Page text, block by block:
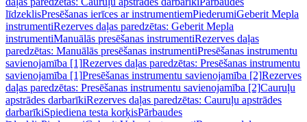
līdzeklisPresēšanas ierīces ar instrumentiemPiederumiGeberit Mepla
instrumentiRezerves daļas paredzētas: Geberit Mepla
instrumentiManuālās presēšanas instrumentiRezerves daļas
paredzētas: Manuālās presēšanas instrumentiPresēšanas instrumentu
savienojamība [1]Rezerves daļas paredzētas: Presēšanas instrumentu
savienojamība [1]Presēšanas instrumentu savienojamība [2]Rezerves
daļas paredzētas: Presēšanas instrumentu savienojamība [2]Cauruļu
apstrādes darbarīkiRezerves daļas paredzētas: Cauruļu apstrādes
darbarīkiSpiediena testa korķisPārbaudes